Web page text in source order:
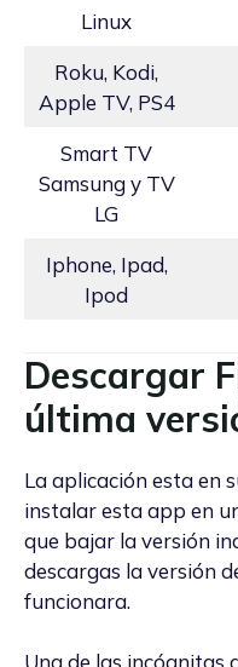
Linux
Roku, Kodi,
Apple TV, PS4
Smart TV
Samsung y TV
LG
Iphone, Ipad,
Ipod
Descargar
última
La aplicación esta en
instalar esta app en
que bajar la versión
descargas la versión
funcionara.
Una de las incógnitas